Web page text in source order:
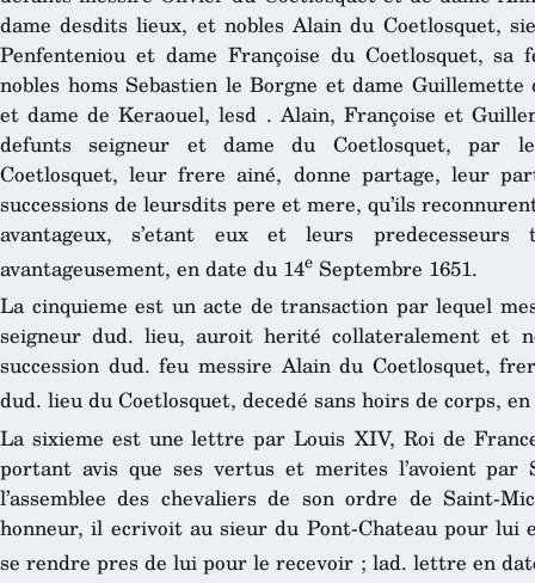
dame desdits lieux, et nobles Alain du Coetlosquet,
Penfenteniou et dame Françoise du Coetlosquet,
nobles homs Sebastien le Borgne et dame Guillemette
et dame de Keraouel, lesd . Alain, Françoise et
defunts seigneur et dame du Coetlosquet, par
Coetlosquet, leur frere ainé, donne partage, leur
successions de leursdits pere et mere, qu’ils
avantageux, s’etant eux et leurs predecesseurs
avantageusement, en date du 14e Septembre 1651.
La cinquieme est un acte de transaction par lequel
seigneur dud. lieu, auroit herité collateralement et
succession dud. feu messire Alain du Coetlosquet,
dud. lieu du Coetlosquet, decedé sans hoirs de corps,
La sixieme est une lettre par Louis XIV, Roi de
portant avis que ses vertus et merites l’avoient
l’assemblee des chevaliers de son ordre de Saint-
honneur, il ecrivoit au sieur du Pont-Chateau pour lui
se rendre pres de lui pour le recevoir ; lad. lettre en